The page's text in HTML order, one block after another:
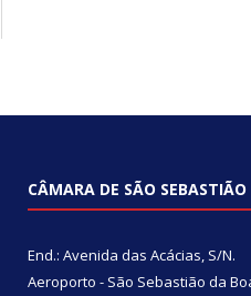
CÂMARA DE SÃO
End.: Avenida das Acácias, S/N.
Aeroporto - São Sebastião da